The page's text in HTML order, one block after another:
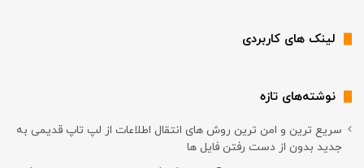
لینک های کاربردی
نوشته‌های تازه
سریع ترین و امن ترین روش های انتقال اطلاعات از لپ تاپ قدیمی به
جدید بدون از دست رفتن فایل ها